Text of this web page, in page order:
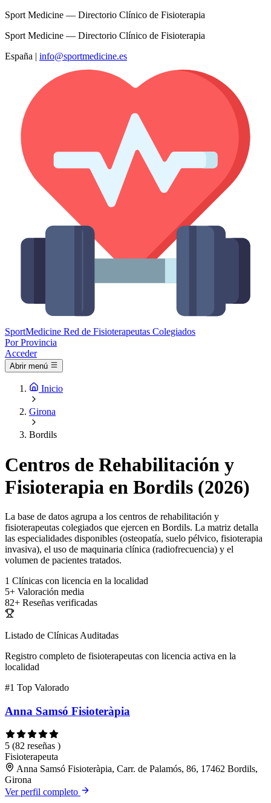
Sport Medicine — Directorio Clínico de Fisioterapia
Sport Medicine — Directorio Clínico de Fisioterapia
España | info@sportmedicine.es
SportMedicine Red de Fisioterapeutas Colegiados
Por Provincia
Acceder
Abrir menú
Inicio
Girona
Bordils
Centros de Rehabilitación y
Fisioterapia en Bordils (2026)
La base de datos agrupa a los centros de rehabilitación y
fisioterapeutas colegiados que ejercen en Bordils. La matriz detalla
las especialidades disponibles (osteopatía, suelo pélvico, fisioterapia
invasiva), el uso de maquinaria clínica (radiofrecuencia) y el
volumen de pacientes tratados.
1 Clínicas con licencia en la localidad
5+ Valoración media
82+ Reseñas verificadas
Listado de Clínicas Auditadas
Registro completo de fisioterapeutas con licencia activa en la
localidad
#1 Top Valorado
Anna Samsó Fisioteràpia
5 (82 reseñas )
Fisioterapeuta
Anna Samsó Fisioteràpia, Carr. de Palamós, 86, 17462 Bordils,
Girona
Ver perfil completo